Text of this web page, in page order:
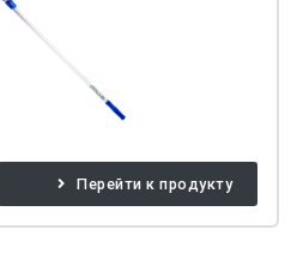
Перейти к продукту